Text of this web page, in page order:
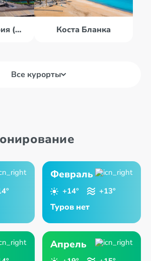
о. Гран Канария (Канары) Коста Бланка
Все курорты
Февраль
+14° +13°
Туров нет
Апрель